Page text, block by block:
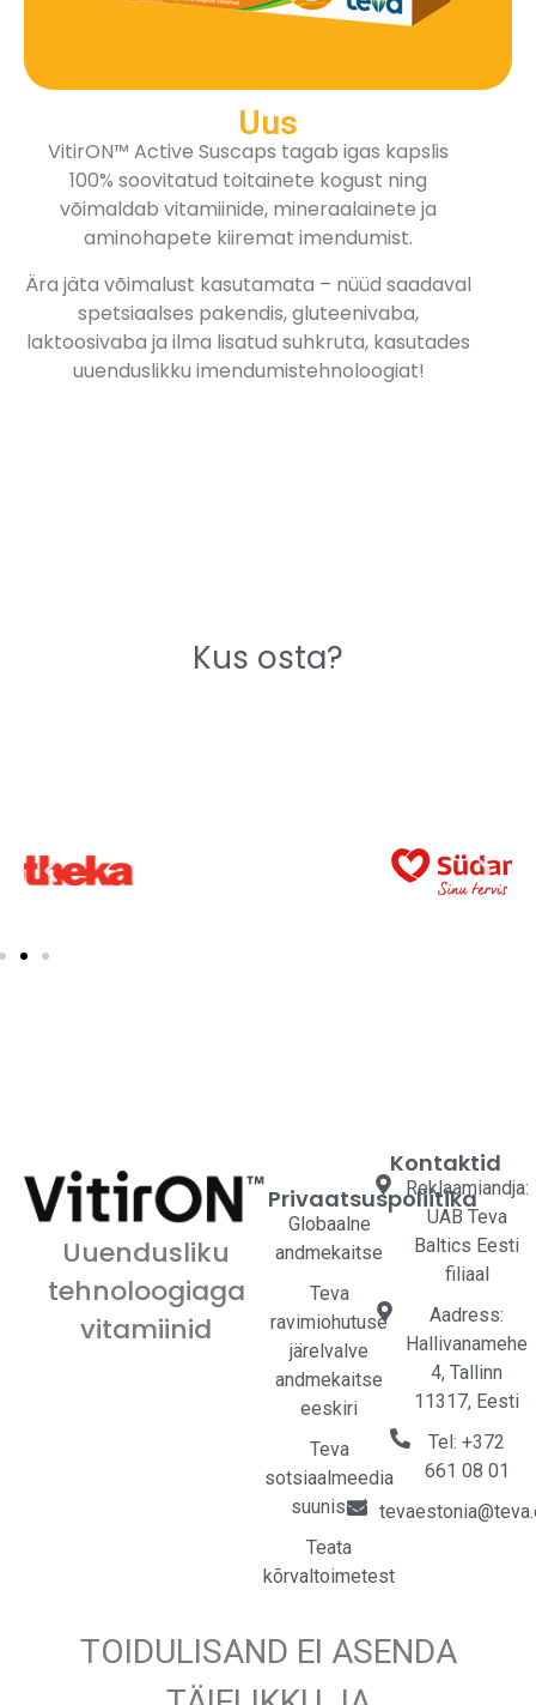
Uus
VitirON™ Active Suscaps tagab igas kapslis
100% soovitatud toitainete kogust ning
võimaldab vitamiinide, mineraalainete ja
aminohapete kiiremat imendumist.
Ära jäta võimalust kasutamata – nüüd saadaval
spetsiaalses pakendis, gluteenivaba,
laktoosivaba ja ilma lisatud suhkruta, kasutades
uuenduslikku imendumistehnoloogiat!
Kus osta?
Uuendusliku
tehnoloogiaga
vitamiinid
Privaatsuspoliitika
Globaalne
andmekaitse
Teva
ravimiohutuse
järelvalve
andmekaitse
eeskiri
Teva
sotsiaalmeedia
suunised
Teata
kõrvaltoimetest
Kontaktid
Reklaamiandja:
UAB Teva
Baltics Eesti
filiaal
Aadress:
Hallivanamehe
4, Tallinn
11317, Eesti
Tel: +372
661 08 01
TOIDULISAND EI ASENDA